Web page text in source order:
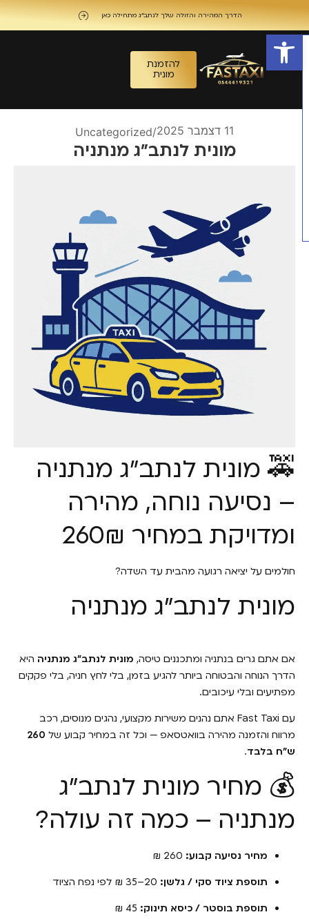
פתח סרגל נגישות
הדרך המהירה והזולה שלך לנתב"ג מתחילה כאן
להזמנת
מונית
11 דצמבר 2025 /
Uncategorized
מונית לנתב״ג מנתניה
🚕 מונית לנתב״ג מנתניה
– נסיעה נוחה, מהירה
ומדויקת במחיר 260₪
חולמים על יציאה רגועה מהבית עד השדה?
מונית לנתב״ג מנתניה
אם אתם גרים בנתניה ומתכננים טיסה,מונית לנתב״ג מנתניההיא
הדרך הנוחה והבטוחה ביותר להגיע בזמן, בלי לחץ חניה, בלי פקקים
מפתיעים ובלי עיכובים.
עם Fast Taxi אתם נהנים משירות מקצועי, נהגים מנוסים, רכב
מרווח והזמנה מהירה בוואטסאפ — וכל זה במחיר קבוע של260
ש״ח בלבד.
💰 מחיר מונית לנתב״ג
מנתניה – כמה זה עולה?
מחיר נסיעה קבוע:260 ₪
תוספת ציוד סקי / גלשן:20–35 ₪ לפי נפח הציוד
תוספת בוסטר / כיסא תינוק:45 ₪